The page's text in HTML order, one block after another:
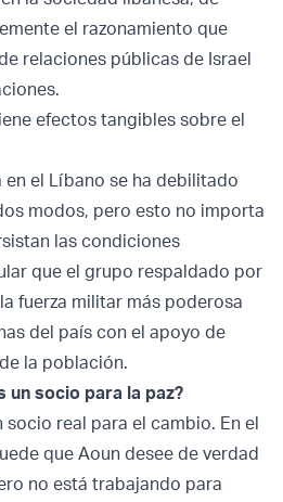
el razonamiento que
relaciones públicas de Israel
efectos tangibles sobre el
el Líbano se ha debilitado
modos, pero esto no importa
las condiciones
que el grupo respaldado por
fuerza militar más poderosa
del país con el apoyo de
la población.
un socio para la paz?
socio real para el cambio. En el
que Aoun desee de verdad
no está trabajando para